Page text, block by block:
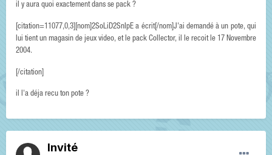
il y aura quoi exactement dans se pack ?
[citation=11077,0,3][nom]2SoLiD2SnIpE a écrit[/nom]J'ai demandé à un pote, qui
lui tient un magasin de jeux video, et le pack Collector, il le recoit le 17 Novembre
2004.
[/citation]
il l'a déja recu ton pote ?
Invité